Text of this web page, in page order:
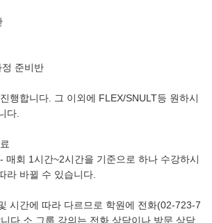
준비반
행합니다. 그 이외에 FLEX/SNULT등 원하시
다.
매회 1시간~2시간을 기준으로 하나 수강하시
라 바뀔 수 있습니다.
시간에 따라 다르므로 학원에 전화(02-723-7
다.소 그룹 강의는 전화 상담이나 방문 상담